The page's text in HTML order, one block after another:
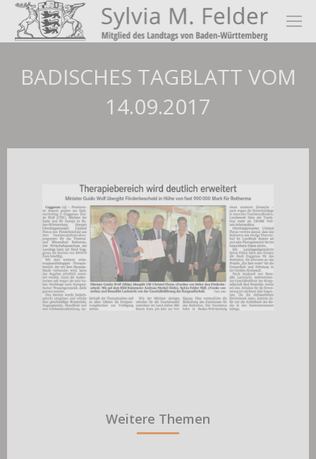
BADISCHES TAGBLATT VOM
14.09.2017
Weitere Themen